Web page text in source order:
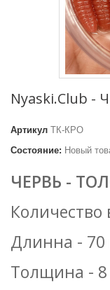
Nyaski.Club -
Артикул ТК-КРО
Состояние: Новый
ЧЕРВЬ -
Количество
Длинна -
Толщина -